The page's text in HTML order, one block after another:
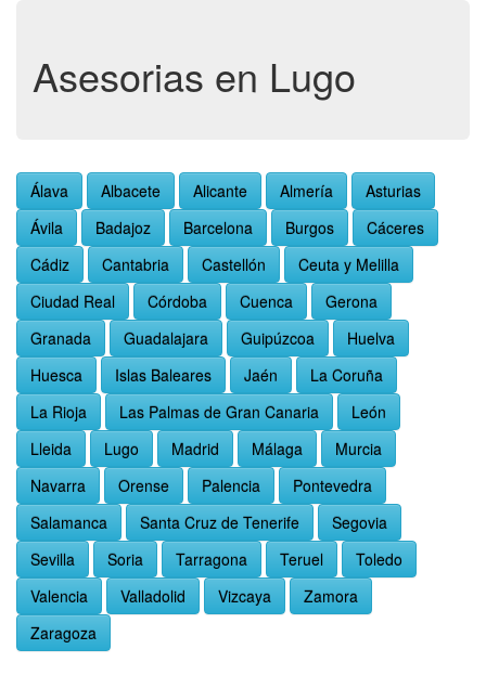
Asesorias en Lugo
Álava Albacete Alicante Almería
Asturias
Ávila
Badajoz Barcelona Burgos
Cáceres
Cádiz
Cantabria Castellón
Ceuta y Melilla
Ciudad Real
Córdoba Cuenca
Gerona
Granada
Guadalajara Guipúzcoa
Huelva
Huesca
Islas Baleares Jaén
La Coruña
La Rioja
Las Palmas de Gran Canaria
León
Lleida
Lugo Madrid Málaga
Murcia
Navarra
Orense Palencia
Pontevedra
Salamanca
Santa Cruz de Tenerife
Segovia
Sevilla
Soria Tarragona Teruel
Toledo
Valencia
Valladolid Vizcaya
Zamora
Zaragoza